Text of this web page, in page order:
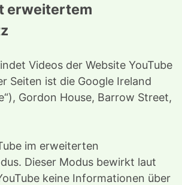
erweitertem
Videos der Website YouTube
Seiten ist die Google Ireland
Gordon House, Barrow Street,
im erweiterten
Dieser Modus bewirkt laut
keine Informationen über